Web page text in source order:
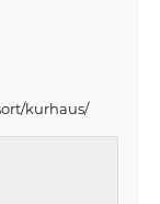
kurhaus/